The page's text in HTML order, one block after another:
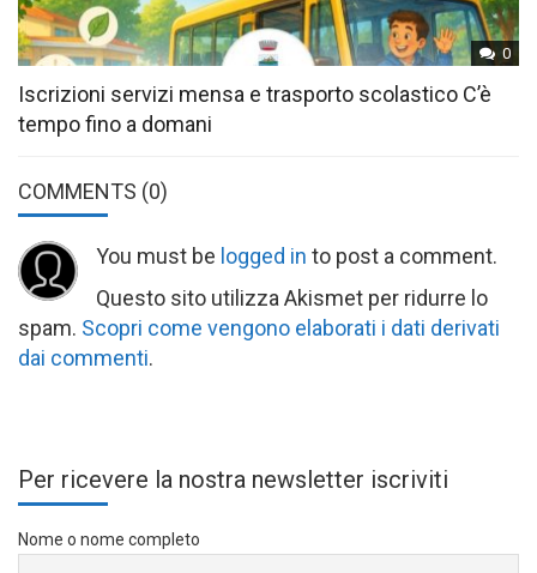
0
Iscrizioni servizi mensa e trasporto scolastico C’è
tempo fino a domani
COMMENTS (0)
You must be logged in to post a comment.
Questo sito utilizza Akismet per ridurre lo
spam. Scopri come vengono elaborati i dati derivati
dai commenti.
Per ricevere la nostra newsletter iscriviti
Nome o nome completo